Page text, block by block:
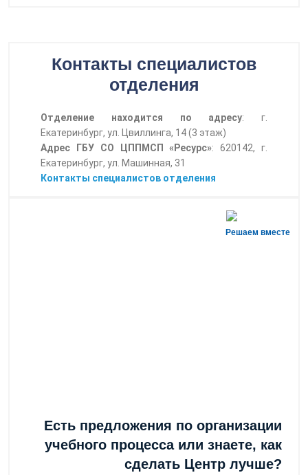
Контакты специалистов
отделения
Отделение находится по адресу:
г.
Екатеринбург, ул. Цвиллинга, 14 (3 этаж)
Адрес ГБУ СО ЦППМСП «Ресурс»: 620142, г.
Екатеринбург, ул. Машинная, 31
Контакты специалистов отделения
Решаем вместе
Есть предложения по организации
учебного процесса или знаете, как
сделать Центр лучше?